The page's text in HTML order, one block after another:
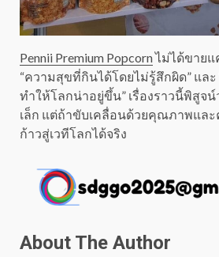
Pennii Premium Popcornไม่ได้ขาย
“ความสุขที่กินได้โดยไม่รู้สึกผิด” และ
ทำให้โลกน่าอยู่ขึ้น” เรื่องราวนี้พิสูจ
เล็ก แต่ถ้าขับเคลื่อนด้วยคุณภาพแล
ก้าวสู่เวทีโลกได้จริง
About The Author